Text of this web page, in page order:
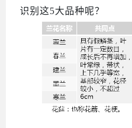
识别这5大品种呢？